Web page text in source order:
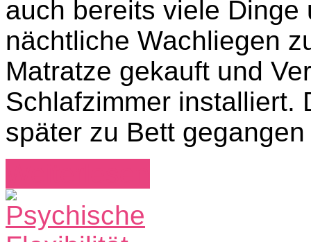
auch bereits viele Dinge
nächtliche Wachliegen
Matratze gekauft und
Schlafzimmer installiert.
später zu Bett gegangen